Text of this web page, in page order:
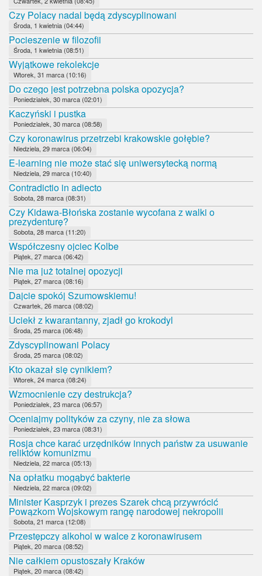
Czy Polacy nadal będą zdyscyplinowani
Środa, 1 kwietnia (04:44)
Pocieszenie w filozofii
Środa, 1 kwietnia (08:51)
Wyjątkowe rekolekcje
Wtorek, 31 marca (10:16)
Do czego jest potrzebna polska opozycja?
Poniedziałek, 30 marca (02:01)
Kaczyński i pustka
Poniedziałek, 30 marca (08:58)
Czy koronawirus przetrzebi krakowskie gołębie?
Niedziela, 29 marca (06:04)
E-learning nie może stać się uniwersytecką normą
Niedziela, 29 marca (10:40)
Contradictio in adiecto
Sobota, 28 marca (08:31)
Czy Kidawa-Błońska zostanie wycofana z walki o
prezydenturę?
Sobota, 28 marca (11:20)
Współczesny ojciec Kolbe
Piątek, 27 marca (06:42)
Nie ma już totalnej opozycji
Piątek, 27 marca (08:16)
Dajcie spokój Szumowskiemu!
Czwartek, 26 marca (08:02)
Uciekł z kwarantanny, zjadł go krokodyl
Środa, 25 marca (06:48)
Zdyscyplinowani Polacy
Środa, 25 marca (08:02)
Kto okazał się cynikiem?
Wtorek, 24 marca (08:24)
Wzmocnienie czy destrukcja?
Poniedziałek, 23 marca (06:57)
Oceniajmy polityków za czyny, nie za słowa
Poniedziałek, 23 marca (08:31)
Rosja chce karać urzędników innych państw za usuwanie
reliktów komunizmu
Niedziela, 22 marca (05:13)
Na opłatku mogąbyć bakterie
Niedziela, 22 marca (09:02)
Minister Kasprzyk i prezes Szarek chcą przywrócić
Powązkom Wojskowym rangę narodowej nekropolii
Sobota, 21 marca (12:08)
Przestępczy alkohol w walce z koronawirusem
Piątek, 20 marca (08:52)
Nie całkiem opustoszały Kraków
Piątek, 20 marca (08:42)